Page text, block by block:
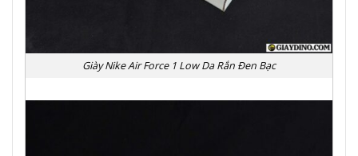
Giày Nike Air Force 1 Low Da Rắn Đen Bạc